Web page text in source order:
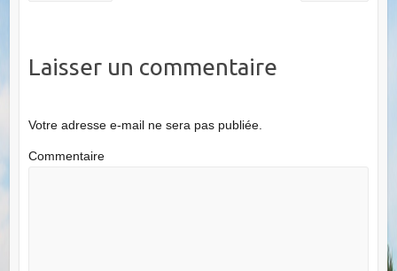
Laisser un commentaire
Votre adresse e-mail ne sera pas publiée.
Commentaire